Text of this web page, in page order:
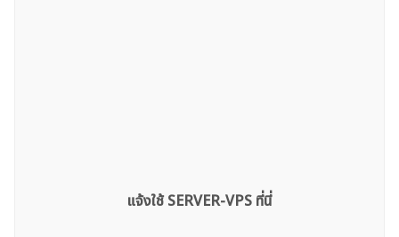
แจ้งใช้ SERVER-VPS ที่นี่